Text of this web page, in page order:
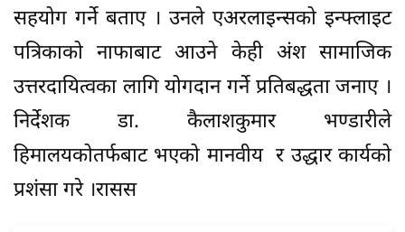
सहयोग गर्ने बताए । उनले एअरलाइन्सको इन्फ्लाइट
पत्रिकाको नाफाबाट आउने केही अंश सामाजिक
उत्तरदायित्वका लागि योगदान गर्ने प्रतिबद्धता जनाए ।
निर्देशक डा. कैलाशकुमार भण्डारीले
हिमालयकोतर्फबाट भएको मानवीय र उद्धार कार्यको
प्रशंसा गरे ।रासस